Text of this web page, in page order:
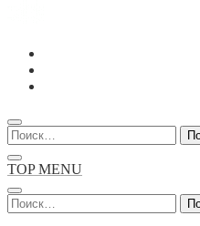
Перейти
содержимому
Найти:
TOP MENU
Найти: